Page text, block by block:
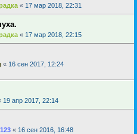
« 17 мар 2018, 22:31
« 17 мар 2018, 22:15
« 16 сен 2017, 12:24
19 апр 2017, 22:14
« 16 сен 2016, 16:48